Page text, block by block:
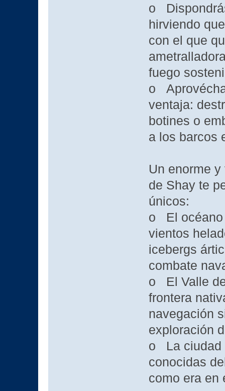
o
hirviendo
con el que
fuego
o
ventaja:
botines o
a los barcos
Un enorme
de Shay te
únicos:
o El océano
vientos
icebergs
combate
o El Valle
frontera
navegación
exploración
o La ciudad
conocidas
como era en